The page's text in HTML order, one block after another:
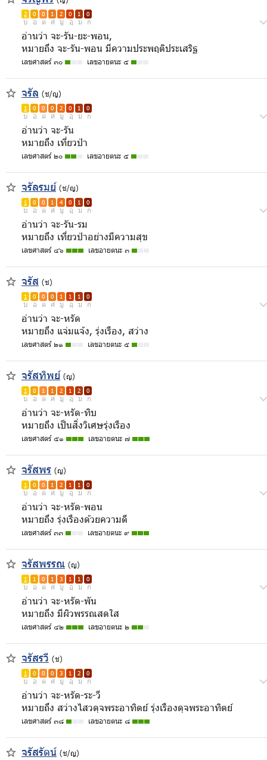
2 0 0 1 2 0 1 0
บ อ ด ศ มู อุ ม ก
อ่านว่า จะ-รัน-ยะ-พอน,
หมายถึง จะ-รัน-พอน มีความประพฤติประเสริฐ
เลขศาสตร์ ๓๐ เลขอายตนะ ๕
จรัล (ช/ญ)
1 0 0 0 2 0 1 0
บ อ ด ศ มู อุ ม ก
อ่านว่า จะ-รัน
หมายถึง เที่ยวป่า
เลขศาสตร์ ๒๐ เลขอายตนะ ๕
จรัลรมย์ (ช/ญ)
1 0 0 1 4 0 1 0
บ อ ด ศ มู อุ ม ก
อ่านว่า จะ-รัน-รม
หมายถึง เที่ยวป่าอย่างมีความสุข
เลขศาสตร์ ๔๖ เลขอายตนะ ๓
จรัส (ช)
1 0 0 0 1 1 1 0
บ อ ด ศ มู อุ ม ก
อ่านว่า จะ-หรัด
หมายถึง แจ่มแจ้ง, รุ่งเรือง, สว่าง
เลขศาสตร์ ๒๑ เลขอายตนะ ๕
จรัสทิพย์ (ญ)
1 0 1 1 2 1 2 0
บ อ ด ศ มู อุ ม ก
อ่านว่า จะ-หรัด-ทิบ
หมายถึง เป็นสิ่งวิเศษรุ่งเรือง
เลขศาสตร์ ๕๑ เลขอายตนะ ๗
จรัสพร (ญ)
1 0 0 1 2 1 1 0
บ อ ด ศ มู อุ ม ก
อ่านว่า จะ-หรัด-พอน
หมายถึง รุ่งเรืองด้วยความดี
เลขศาสตร์ ๓๓ เลขอายตนะ ๙
จรัสพรรณ (ญ)
1 1 0 1 3 1 1 0
บ อ ด ศ มู อุ ม ก
อ่านว่า จะ-หรัด-พัน
หมายถึง มีผิวพรรณสดใส
เลขศาสตร์ ๔๒ เลขอายตนะ ๒
จรัสรวี (ช)
1 0 0 0 3 1 2 0
บ อ ด ศ มู อุ ม ก
อ่านว่า จะ-หรัด-ระ-วี
หมายถึง สว่างไสวดุจพระอาทิตย์ รุ่งเรืองดุจพระอาทิตย์
เลขศาสตร์ ๓๘ เลขอายตนะ ๘
จรัสรัตน์ (ช/ญ)